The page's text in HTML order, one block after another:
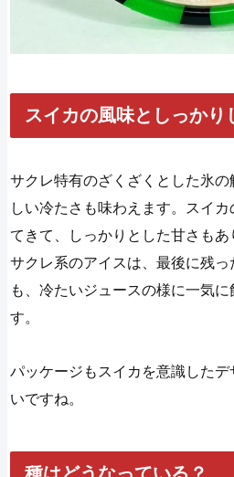
スイカの風味としっかり
サクレ特有のざくざくとした氷
しい冷たさも味わえます。スイ
てきて、しっかりとした甘さもあ
サクレ系のアイスは、最後に残
も、冷たいジュースの様に一気
す。
パッケージもスイカを意識した
いですね。